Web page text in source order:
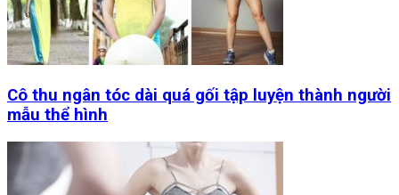
Cô thu ngân tóc dài quá gối tập luyện thành người
mẫu thể hình